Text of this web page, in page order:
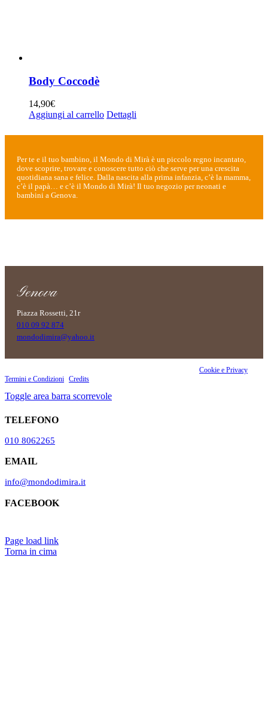
Body Coccodè
14,90€
Aggiungi al carrello Dettagli
Per te e il tuo bambino, il Mondo di Mirà è un piccolo regno incantato,
dove scoprire, trovare e conoscere tutto ciò che serve per una crescita
quotidiana sana e felice. Dalla nascita alla prima infanzia, c’è la mamma,
c’è il papà… e c’è il Mondo di Mirà! Il tuo negozio per neonati e
bambini a Genova.
Genova
Piazza Rossetti, 21r
010 09 92 874
mondodimira@yahoo.it
Cookie e Privacy
Termini e Condizioni Credits
Toggle area barra scorrevole
TELEFONO
010 8062265
EMAIL
info@mondodimira.it
FACEBOOK
Page load link
Torna in cima